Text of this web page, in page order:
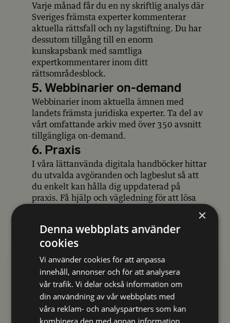
Varje månad får du en ny skriftlig analys där
Sveriges främsta experter kommenterar
aktuella rättsfall och ny lagstiftning. Du har
dessutom tillgång till en enorm
kunskapsbank med samtliga
expertkommentarer inom ditt
rättsområdesblock.
5. Webbinarier on-demand
Webbinarier inom aktuella ämnen med
landets främsta juridiska experter. Ta del av
vårt omfattande arkiv med över 350 avsnitt
tillgängliga on-demand.
6. Praxis
I våra lättanvända digitala handböcker hittar
du utvalda avgöranden och lagbeslut så att
du enkelt kan hålla dig uppdaterad på
praxis. Få hjälp och vägledning för att lösa
×
Denna webbplats använder
cookies
Vi använder cookies för att anpassa
innehåll, annonser och för att analysera
vår trafik. Vi delar också information om
din användning av vår webbplats med
våra reklam- och analyspartners som kan
kombinera den med annan information